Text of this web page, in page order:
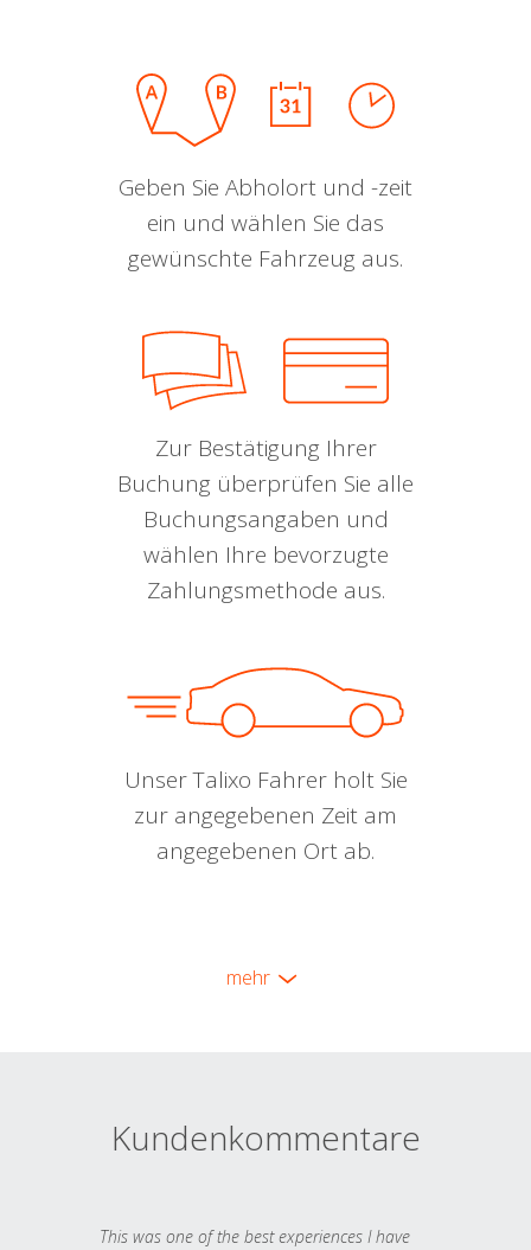
Geben Sie Abholort und -zeit
ein und wählen Sie das
gewünschte Fahrzeug aus.
Zur Bestätigung Ihrer
Buchung überprüfen Sie alle
Buchungsangaben und
wählen Ihre bevorzugte
Zahlungsmethode aus.
Unser Talixo Fahrer holt Sie
zur angegebenen Zeit am
angegebenen Ort ab.
mehr
Kundenkommentare
This was one of the best experiences I have